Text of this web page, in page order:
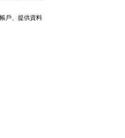
戶、提供資料